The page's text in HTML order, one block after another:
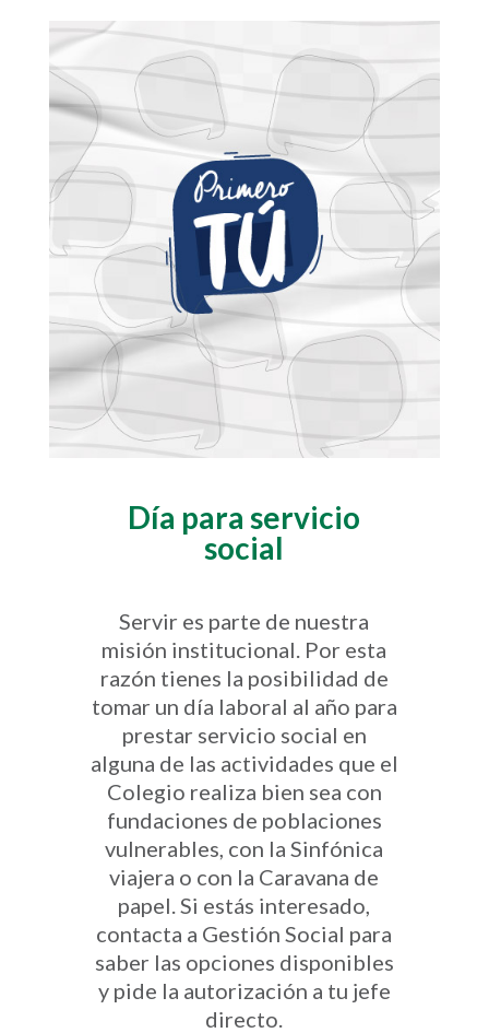
Día para servicio
social
Servir es parte de nuestra
misión institucional. Por esta
razón tienes la posibilidad de
tomar un día laboral al año para
prestar servicio social en
alguna de las actividades que el
Colegio realiza bien sea con
fundaciones de poblaciones
vulnerables, con la Sinfónica
viajera o con la Caravana de
papel. Si estás interesado,
contacta a Gestión Social para
saber las opciones disponibles
y pide la autorización a tu jefe
directo.